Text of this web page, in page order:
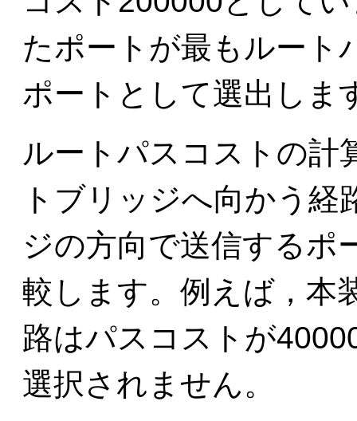
たポートが最もルート
ポートとして選出しま
ルートパスコストの計
トブリッジへ向かう
ジの方向で送信するポ
較します。例えば，本
路はパスコストが
選択されません。